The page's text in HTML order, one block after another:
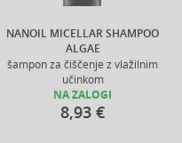
NANOIL MICELLAR SHAMPOO
ALGAE
šampon za čiščenje z vlažilnim
učinkom
NA ZALOGI
8,93 €